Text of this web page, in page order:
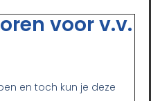
voor v.v.
en toch kun je deze